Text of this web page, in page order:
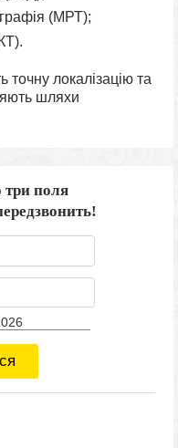
(МРТ);
точну локалізацію та
шляхи
три поля